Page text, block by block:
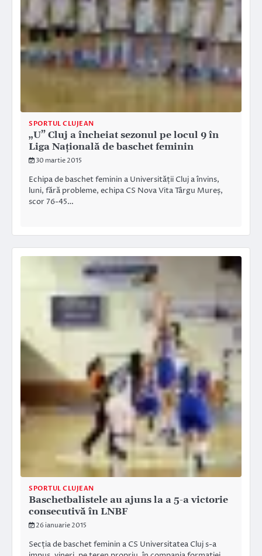
SPORTUL CLUJEAN
„U” Cluj a încheiat sezonul pe locul 9 în
Liga Națională de baschet feminin
30 martie 2015
Echipa de baschet feminin a Universității Cluj a învins,
luni, fără probleme, echipa CS Nova Vita Târgu Mureș,
scor 76-45…
SPORTUL CLUJEAN
Baschetbalistele au ajuns la a 5-a victorie
consecutivă în LNBF
26 ianuarie 2015
Secția de baschet feminin a CS Universitatea Cluj s-a